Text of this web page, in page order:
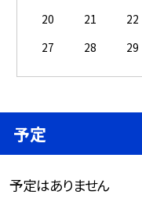
20
21 22
27
28 29
予定
予定はありません